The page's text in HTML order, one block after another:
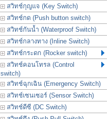
สวิทช์กุญแจ (Key Switch)
สวิทช์กด (Push button switch)
สวิทช์กันน้ำ (Waterproof Switch)
สวิทช์กลางทาง (Inline Switch)
สวิทช์กระดก (Rocker switch)
สวิทช์คอนโทรล (Control
switch)
สวิทช์ฉุกเฉิน (Emergency Switch)
สวิทช์เซนเซอร์ (Sensor Switch)
สวิทช์ดีซี (DC Switch)